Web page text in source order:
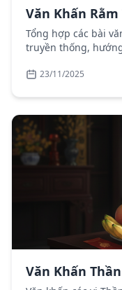
Văn Khấn Rằm
Tổng hợp các bài
truyền thống,
23/11/2025
Văn Khấn